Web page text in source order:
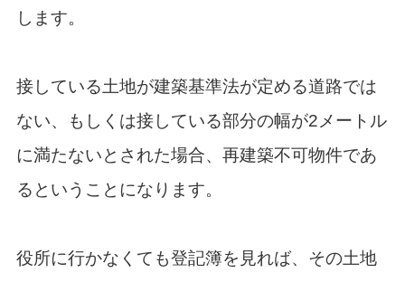
します。
接している土地が建築基準法が定める道路では
ない、もしくは接している部分の幅が2メートル
に満たないとされた場合、再建築不可物件であ
るということになります。
役所に行かなくても登記簿を見れば、その土地